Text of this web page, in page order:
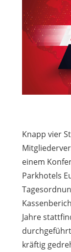
Knapp vier
einem
Parkhotels
Jahre
kräftig